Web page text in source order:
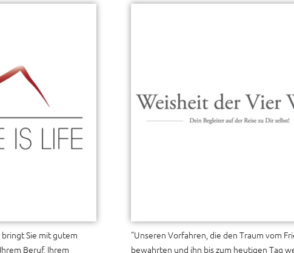
Sie mit gutem
Beruf, Ihrem
"Unseren Vorfahren, die den Traum vom
bewahrten und ihn bis zum heutigen Tag